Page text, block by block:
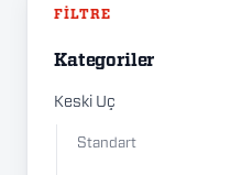
Kategoriler
Keski Uç
Standart